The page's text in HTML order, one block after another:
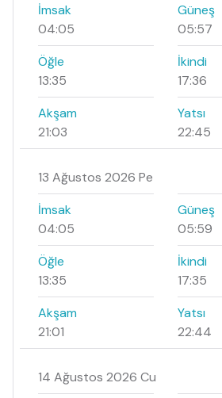
İmsak
04:05
Güneş
05:57
Öğle
13:35
İkindi
17:36
Akşam
21:03
Yatsı
22:45
13 Ağustos 2026 Pe
İmsak
04:05
Güneş
05:59
Öğle
13:35
İkindi
17:35
Akşam
21:01
Yatsı
22:44
14 Ağustos 2026 Cu